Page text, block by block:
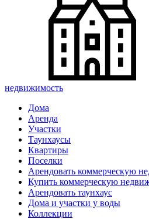
недвижимость
Дома
Аренда
Участки
Таунхаусы
Квартиры
Поселки
Арендовать коммерческую
Купить коммерческую
Арендовать таунхаус
Дома и участки у воды
Коллекции